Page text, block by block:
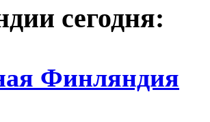
сегодня:
Финляндия